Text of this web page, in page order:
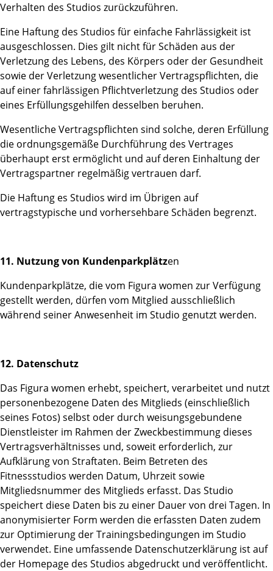
Verhalten des Studios zurückzuführen.
Eine Haftung des Studios für einfache Fahrlässigkeit ist
ausgeschlossen. Dies gilt nicht für Schäden aus der
Verletzung des Lebens, des Körpers oder der Gesundheit
sowie der Verletzung wesentlicher Vertragspflichten, die
auf einer fahrlässigen Pflichtverletzung des Studios oder
eines Erfüllungsgehilfen desselben beruhen.
Wesentliche Vertragspflichten sind solche, deren Erfüllung
die ordnungsgemäße Durchführung des Vertrages
überhaupt erst ermöglicht und auf deren Einhaltung der
Vertragspartner regelmäßig vertrauen darf.
Die Haftung es Studios wird im Übrigen auf
vertragstypische und vorhersehbare Schäden begrenzt.
11. Nutzung von Kundenparkplätzen
Kundenparkplätze, die vom Figura women zur Verfügung
gestellt werden, dürfen vom Mitglied ausschließlich
während seiner Anwesenheit im Studio genutzt werden.
12. Datenschutz
Das Figura women erhebt, speichert, verarbeitet und nutzt
personenbezogene Daten des Mitglieds (einschließlich
seines Fotos) selbst oder durch weisungsgebundene
Dienstleister im Rahmen der Zweckbestimmung dieses
Vertragsverhältnisses und, soweit erforderlich, zur
Aufklärung von Straftaten. Beim Betreten des
Fitnessstudios werden Datum, Uhrzeit sowie
Mitgliedsnummer des Mitglieds erfasst. Das Studio
speichert diese Daten bis zu einer Dauer von drei Tagen. In
anonymisierter Form werden die erfassten Daten zudem
zur Optimierung der Trainingsbedingungen im Studio
verwendet. Eine umfassende Datenschutzerklärung ist auf
der Homepage des Studios abgedruckt und veröffentlicht.